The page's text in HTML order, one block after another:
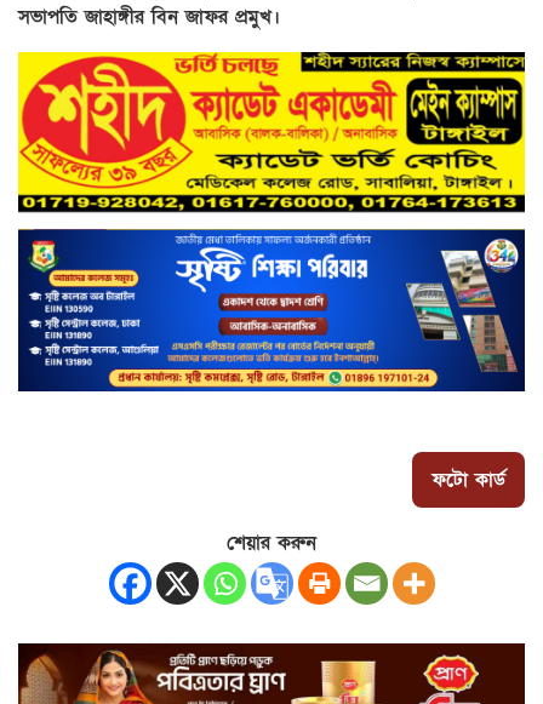
সভাপতি জাহাঙ্গীর বিন জাফর প্রমুখ।
ফটো কার্ড
শেয়ার করুন